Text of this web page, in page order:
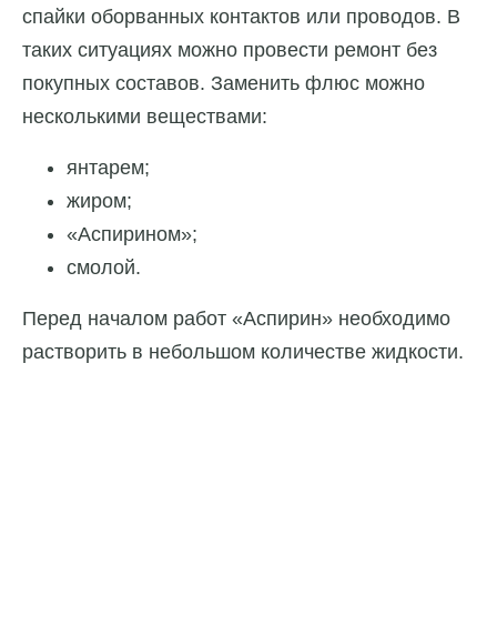
спайки оборванных контактов или проводов. В
таких ситуациях можно провести ремонт без
покупных составов. Заменить флюс можно
несколькими веществами:
янтарем;
жиром;
«Аспирином»;
смолой.
Перед началом работ «Аспирин» необходимо
растворить в небольшом количестве жидкости.